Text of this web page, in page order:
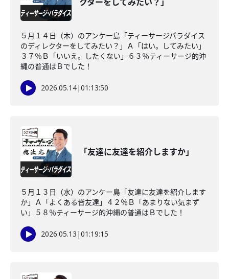
５月１４日（木）のアンケー島「ティーサージパラダイス
のディレクターをしてみたい？」Ａ「はい。してみたい」
３７％Ｂ「いいえ。したくない」６３％ティーサージ的沖
縄の普通はＢでした！
2026.05.14|01:13:50
「友達に友達を紹介しますか」
５月１３日（水）のアンケー島「友達に友達を紹介します
か」Ａ「よくある皆友達」４２％Ｂ「あまりない気まず
い」５８％ティーサージ的沖縄の普通はＢでした！
2026.05.13 |01:19:15